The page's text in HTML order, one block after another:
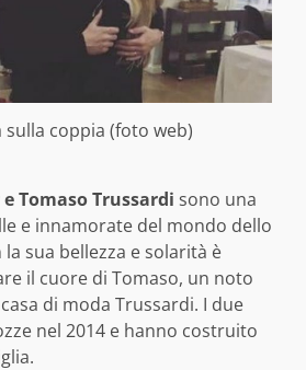
sulla coppia (foto web)
Tomaso Trussardi sono una
e innamorate del mondo dello
sua bellezza e solarità è
il cuore di Tomaso, un noto
di moda Trussardi. I due
nel 2014 e hanno costruito